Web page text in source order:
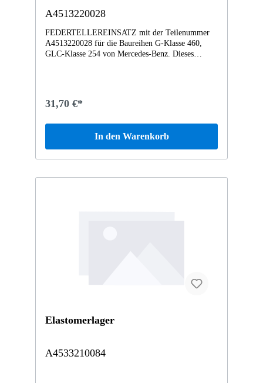
A4513220028
FEDERTELLEREINSATZ mit der Teilenummer
A4513220028 für die Baureihen G-Klasse 460,
GLC-Klasse 254 von Mercedes-Benz. Dieses
Dieses Teil ersetzt die Teilenummer A4503220028.
wurde unter anderem verbaut in folgenden
kW01MC01 GLC 300 de 4MATIC Vertrauen Sie
auf Mercedes-Benz Originalteile.
31,70 €*
In den Warenkorb
Elastomerlager
A4533210084